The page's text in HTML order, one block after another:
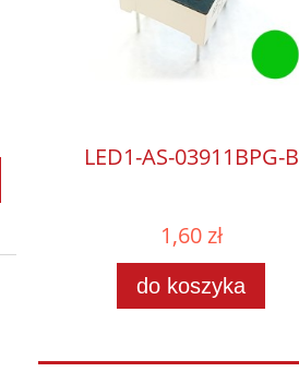
LED1-AS-03911BPG-B
1,60 zł
do koszyka